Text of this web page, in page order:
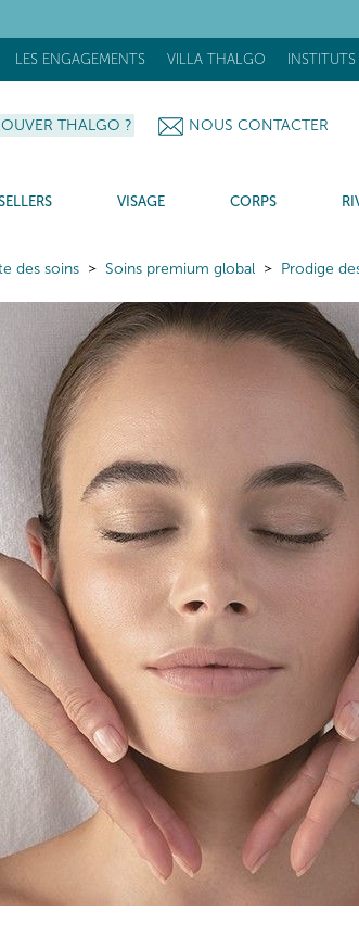
LES ENGAGEMENTS VILLA THALGO
THALGO ? NOUS CONTACTER
VISAGE CORPS
des soins Soins premium global Prodige